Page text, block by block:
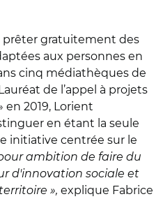
prêter gratuitement des
aux personnes en
cinq médiathèques de
de l’appel à projets
en 2019, Lorient
en étant la seule
initiative centrée sur le
ambition de faire du
d'innovation sociale et
», explique Fabrice